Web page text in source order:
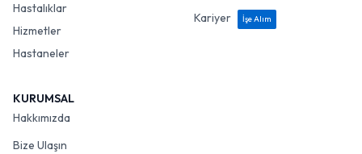
Hastalıklar
Hizmetler
Hastaneler
Kariyer
İşe Alım
KURUMSAL
Hakkımızda
Bize Ulaşın